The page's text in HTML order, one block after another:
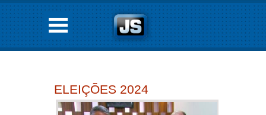
ELEIÇÕES 2024